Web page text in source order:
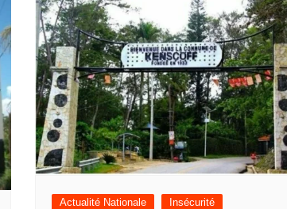
Actualité Nationale Insécurité